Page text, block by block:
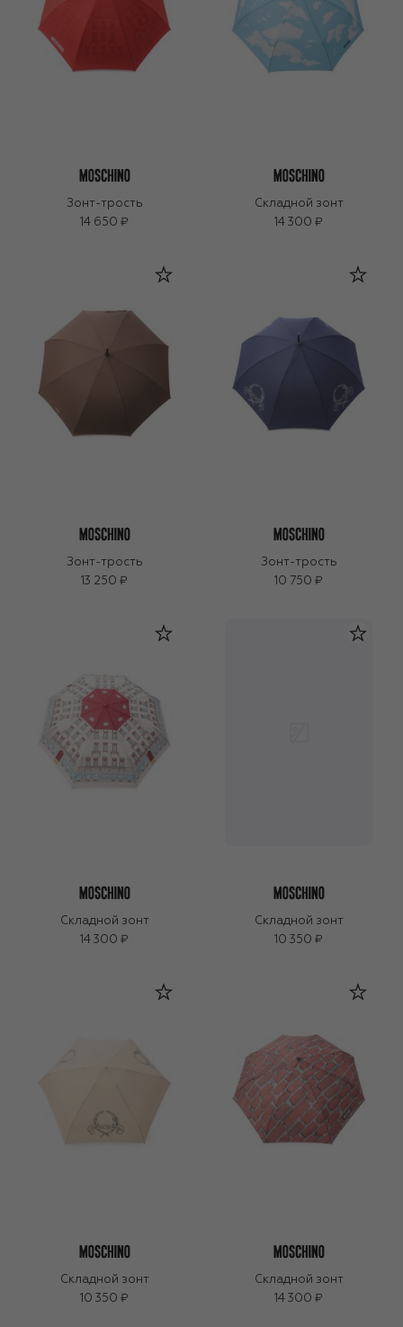
Зонт-трость
14 650 ₽
Складной зонт
14 300 ₽
Зонт-трость
13 250 ₽
Зонт-трость
10 750 ₽
Складной зонт
14 300 ₽
Складной зонт
10 350 ₽
Складной зонт
10 350 ₽
Складной зонт
14 300 ₽